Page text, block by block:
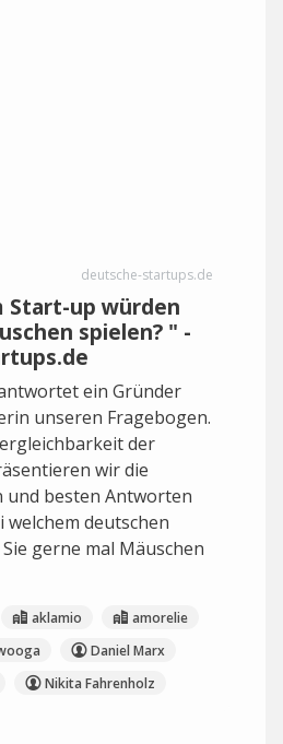
deutsche-startups.de
Start-up würden
spielen? " -
ein Gründer
unseren Fragebogen.
der
wir die
und besten Antworten
welchem deutschen
gerne mal Mäuschen
aklamio
amorelie
Daniel Marx
Nikita Fahrenholz